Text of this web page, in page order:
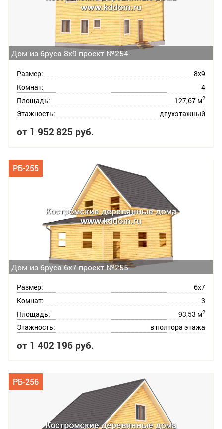
Дом из бруса 8х9 проект №254
Размер:
8х9
Комнат:
4
Площадь:
127,67 м2
Этажность: двухэтажный
от 1 952 825 руб.
Дом из бруса 6х7 проект №255
РБ-255
Размер:
6х7
Комнат:
3
Площадь:
93,53 м2
Этажность: в полтора этажа
от 1 402 196 руб.
РБ-256